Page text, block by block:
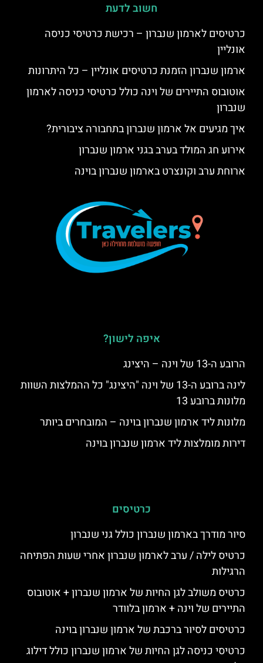
חשוב לדעת
כרטיסים לארמון שנברון – רכישת כרטיסי כניסה
אונליין
ארמון שנברון הזמנת כרטיסים אונליין – כל היתרונות
אוטובוס התיירים של וינה כולל כרטיסי כניסה לארמון
שנברון
איך מגיעים אל ארמון שנברון בתחבורה ציבורית?
אירוע חג המולד בערב בגני ארמון שנברון
ארוחת ערב וקונצרט בארמון שנברון בוינה
איפה לישון?
הרובע ה-13 של וינה – היצינג
לינה ברובע ה-13 של וינה "היצינג" כל ההמלצות השוות
מלונות ברובע 13
מלונות ליד ארמון שנברון בוינה – המובחרים ביותר
דירות מומלצות ליד ארמון שנברון בוינה
כרטיסים
סיור מודרך בארמון שנברון כולל גני שנברון
כרטיס לילה / ערב לארמון שנברון אחרי שעות הפתיחה
הרגילות
כרטיס משולב לגן החיות של ארמון שנברון + אוטובוס
התיירים של וינה + ארמון בלוודר
כרטיסים לסיור ברכבת של ארמון שנברון בוינה
כרטיסי כניסה לגן החיות של ארמון שנברון כולל דילוג